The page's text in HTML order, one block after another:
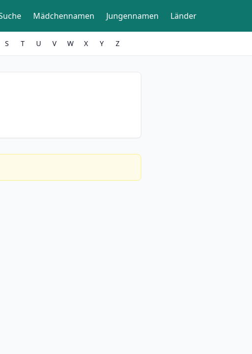
Mädchennamen Jungennamen Länder
S T U V W X Y Z